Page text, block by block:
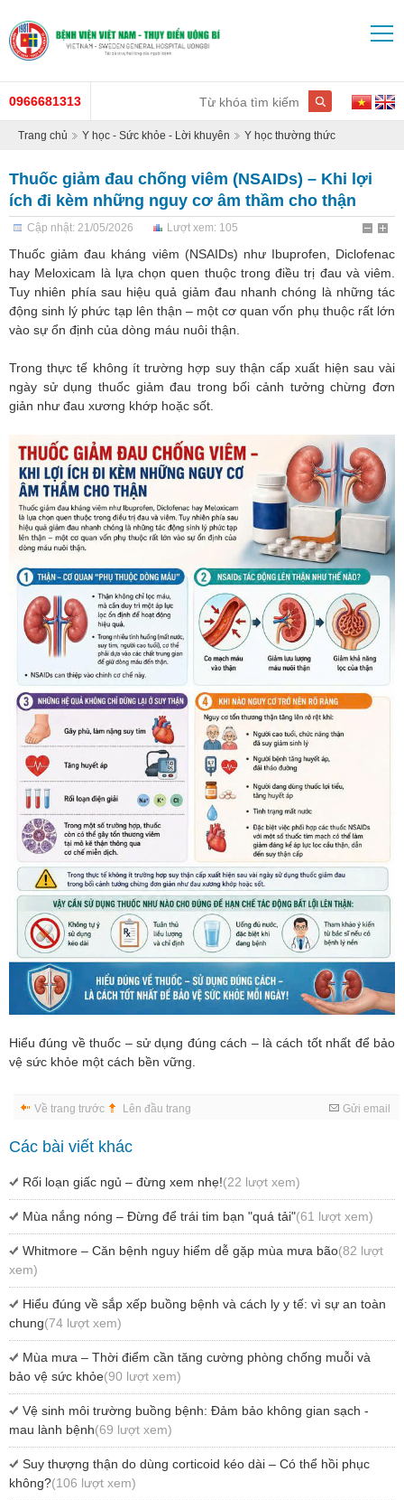
0966681313
Trang chủ Y học - Sức khỏe - Lời khuyên Y học thường thức
Thuốc giảm đau chống viêm (NSAIDs) – Khi lợi
ích đi kèm những nguy cơ âm thầm cho thận
Cập nhật: 21/05/2026 Lượt xem: 105
Thuốc giảm đau kháng viêm (NSAIDs) như Ibuprofen, Diclofenac
hay Meloxicam là lựa chọn quen thuộc trong điều trị đau và viêm.
Tuy nhiên phía sau hiệu quả giảm đau nhanh chóng là những tác
động sinh lý phức tạp lên thận – một cơ quan vốn phụ thuộc rất lớn
vào sự ổn định của dòng máu nuôi thận.
Trong thực tế không ít trường hợp suy thận cấp xuất hiện sau vài
ngày sử dụng thuốc giảm đau trong bối cảnh tưởng chừng đơn
giản như đau xương khớp hoặc sốt.
Hiểu đúng về thuốc – sử dụng đúng cách – là cách tốt nhất để bảo
vệ sức khỏe một cách bền vững.
Về trang trước Lên đầu trang Gửi email
Các bài viết khác
Rối loạn giấc ngủ – đừng xem nhẹ!(22 lượt xem)
Mùa nắng nóng – Đừng để trái tim bạn "quá tải"(61 lượt xem)
Whitmore – Căn bệnh nguy hiểm dễ gặp mùa mưa bão(82 lượt
xem)
Hiểu đúng về sắp xếp buồng bệnh và cách ly y tế: vì sự an toàn
chung(74 lượt xem)
Mùa mưa – Thời điểm cần tăng cường phòng chống muỗi và
bảo vệ sức khỏe(90 lượt xem)
Vệ sinh môi trường buồng bệnh: Đảm bảo không gian sạch -
mau lành bệnh(69 lượt xem)
Suy thượng thận do dùng corticoid kéo dài – Có thể hồi phục
không?(106 lượt xem)